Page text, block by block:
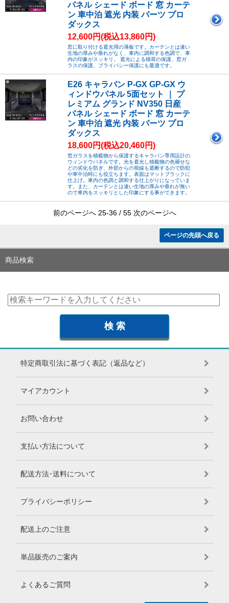
パネル シェード ボード 窓 カーテ
ン 車中泊 遮光 内装 パーツ プロ
ダックス
12,600円(税込13,860円)
窓に取り付ける遮光用の薄板です。カーテンとは違い
生地の厚みや垂れがなく、車内に調和する色調で、車
内の印象がスッキリ。 遮光による積荷の保護、窓ガ
ラスの保護、プライバシー保護にも最適です。
E26 キャラバン P-GX GP-GX ウ
ィンドウパネル 5面セット ｜ プ
レミアム グランド NV350 日産
パネル シェード ボード 窓 カーテ
ン 車中泊 遮光 内装 パーツ プロ
ダックス
18,600円(税込20,460円)
窓ガラスを積載物から保護するキャラバン専用設計の
ウィンドウパネルです。光を遮光し積載物の色褪せな
どの劣化を防ぎ、外部からの視線も遮断するので防犯
や車中泊時にも役立ちます。表面はマットブラックに
仕上げ。車内の色調と調和する仕上がりになっていま
す。また、カーテンとは違い生地の厚みや垂れが無い
ので車内をスッキリとした印象にする事ができます。
前のページへ25-36 / 55 次のページへ
ページの先頭へ戻る
商品検索
特定商取引法に基づく表記（返品など）
マイアカウント
お問い合わせ
支払い方法について
配送方法･送料について
プライバシーポリシー
配送上のご注意
単品販売のご案内
よくあるご質問